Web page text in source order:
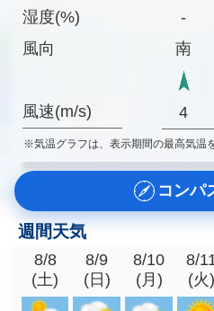
湿度(%)
風向
風速(m/s)
-
南
4
※気温グラフは、表示期間の最高気温
コンパ
週間天気
8/8
(土)
8/9
(日)
8/10
(月)
8/
(火)